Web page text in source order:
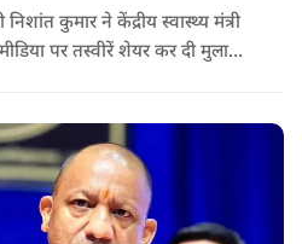
निशांत कुमार ने केंद्रीय स्वास्थ्य मंत्री
पर तस्वीरें शेयर कर दी मुलाकात